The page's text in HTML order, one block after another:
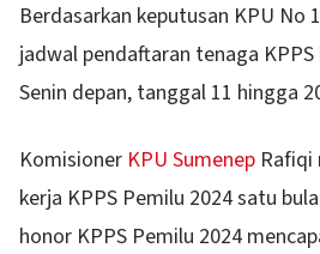
Berdasarkan keputusan KPU No
jadwal pendaftaran tenaga
Senin depan, tanggal 11 hingga
Komisioner KPU Sumenep Rafiqi
kerja KPPS Pemilu 2024 satu
honor KPPS Pemilu 2024